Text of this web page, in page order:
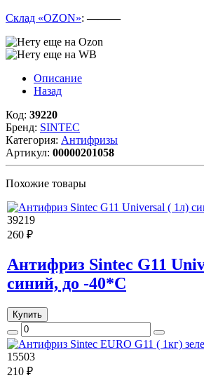
Склад «OZON»:———
Описание
Назад
Код: 39220
Бренд: SINTEC
Категория: Антифризы
Артикул: 00000201058
Похожие товары
39219
260 ₽
Антифриз Sintec G11
синий, до -40*С
Купить
15503
210 ₽